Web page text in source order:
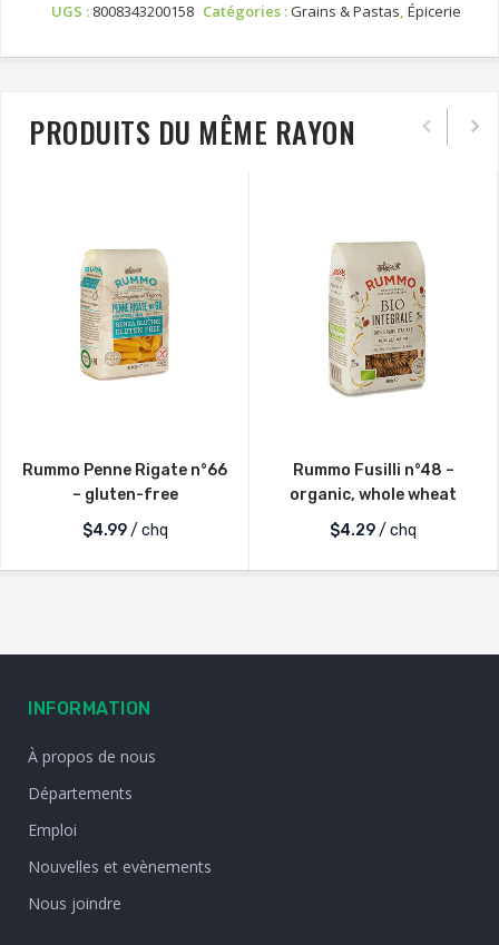
UGS : 8008343200158 Catégories :Grains & Pastas, Épicerie
PRODUITS DU MÊME RAYON
Rummo Penne Rigate n°66
– gluten-free
$4.99/ chq
Rummo Fusilli n°48 –
organic, whole wheat
$4.29/ chq
INFORMATION
À propos de nous
Départements
Emploi
Nouvelles et evènements
Nous joindre